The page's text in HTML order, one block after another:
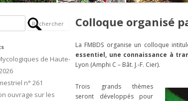
de Haute-
n° 261
ouvrage sur les
Colloque organisé
La FMBDS organise un colloque
essentiel, une connaissance à
Lyon (Amphi C – Bât. J.-F. Cier).
Trois grands thèmes
seront développés pour